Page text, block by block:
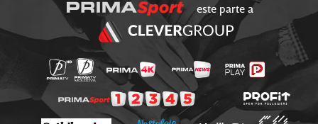
este parte a